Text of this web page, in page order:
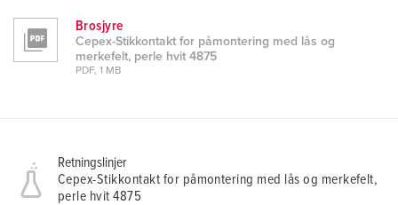
Brosjyre
Cepex-Stikkontakt for påmontering med lås og
merkefelt, perle hvit 4875
PDF, 1 MB
Retningslinjer
Cepex-Stikkontakt for påmontering med lås og merkefelt,
perle hvit 4875